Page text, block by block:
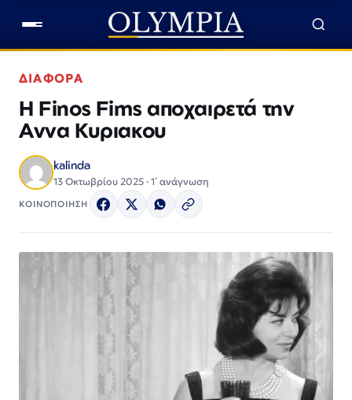
ΔΙΑΦΟΡΑ
Η Finos Fims αποχαιρετά την
Αννα Κυριακου
kalinda
13 Οκτωβρίου 2025 · 1΄ ανάγνωση
ΚΟΙΝΟΠΟΙΗΣΗ